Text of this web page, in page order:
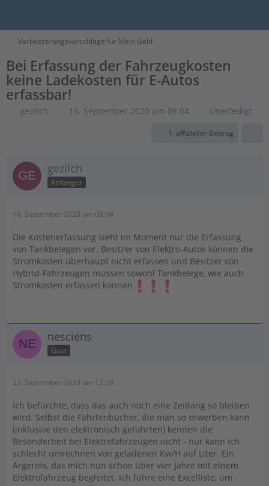
Verbesserungsvorschläge für Mein Geld
Bei Erfassung der Fahrzeugkosten
keine Ladekosten für E-Autos
erfassbar!
gezilch 16. September 2020 um 08:04 Unerledigt
1. offizieller Beitrag
gezilch
Anfänger
16. September 2020 um 08:04
Die Kostenerfassung sieht im Moment nur die Erfassung
von Tankbelegen vor. Besitzer von Elektro-Autos können die
Stromkosten überhaupt nicht erfassen und Besitzer von
Hybrid-Fahrzeugen müssen sowohl Tankbelege, wie auch
Stromkosten erfassen können
nesciens
Gast
23. September 2020 um 12:58
Ich befürchte, dass das auch noch eine Zeitlang so bleiben
wird. Selbst die Fahrtenbücher, die man so erwerben kann
(inklusive den elektronisch geführten) kennen die
Besonderheit bei Elektrofahrzeugen nicht - nur kann ich
schlecht umrechnen von geladenen Kw/H auf Liter. Ein
Ärgernis, das mich nun schon über vier Jahre mit einem
Elektrofahrzeug begleitet. Ich führe eine Excelliste, um